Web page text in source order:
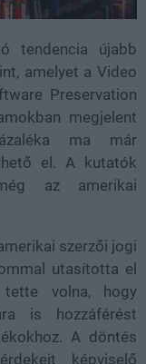
tendencia újabb
amelyet a Video
Preservation
megjelent
ma már
el. A kutatók
az amerikai
szerzői jogi
utasította el
volna, hogy
is hozzáférést
A döntés
képviselő